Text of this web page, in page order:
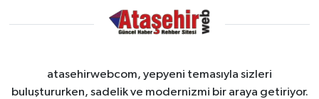
atasehirwebcom, yepyeni temasıyla sizleri
buluştururken, sadelik ve modernizmi bir araya getiriyor.